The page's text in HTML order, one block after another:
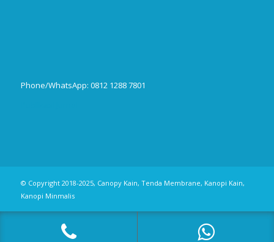
Phone/WhatsApp: 0812 1288 7801
© Copyright 2018-2025, Canopy Kain, Tenda Membrane, Kanopi Kain,
Kanopi Minmalis